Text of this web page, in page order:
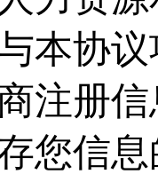
本协
注册
您信